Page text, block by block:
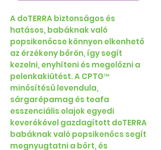
A doTERRA biztonságos és
hatásos, babáknak való
popsikenőcse könnyen elkenhető
az érzékeny bőrön, így segít
kezelni, enyhíteni és megelőzni a
pelenkakiütést. A CPTG™
minősítésű levendula,
sárgarépamag és teafa
esszenciális olajok egyedi
keverékével gazdagított doTERRA
babáknak való popsikenőcs segít
megnyugtatni a bőrt, és